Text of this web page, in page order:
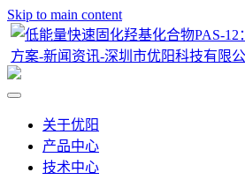
Skip to main content
关于优阳
产品中心
技术中心